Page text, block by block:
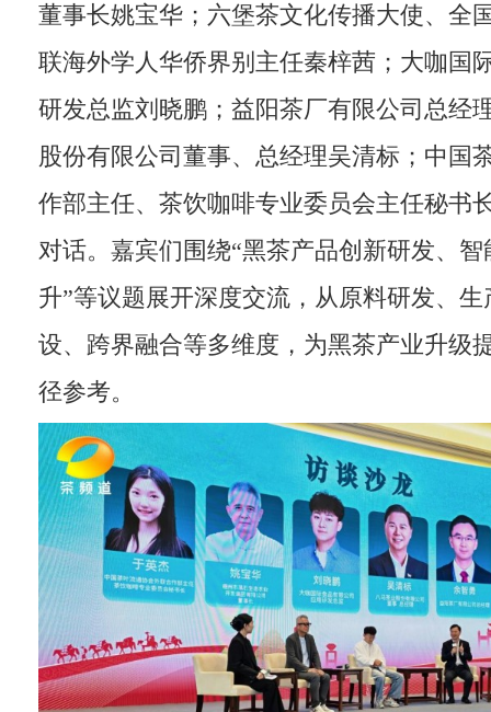
董事长姚宝华；六堡茶文化传播大使、全
联海外学人华侨界别主任秦梓茜；大咖国
研发总监刘晓鹏；益阳茶厂有限公司总经
股份有限公司董事、总经理吴清标；中国
作部主任、茶饮咖啡专业委员会主任秘书
对话。嘉宾们围绕“黑茶产品创新研发、
升”等议题展开深度交流，从原料研发、
设、跨界融合等多维度，为黑茶产业升级
径参考。